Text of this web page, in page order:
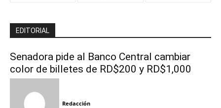
EDITORIAL
Senadora pide al Banco Central cambiar
color de billetes de RD$200 y RD$1,000
Redacción